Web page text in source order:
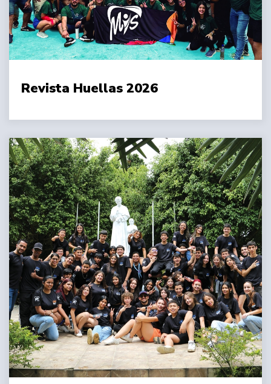
Revista Huellas 2026